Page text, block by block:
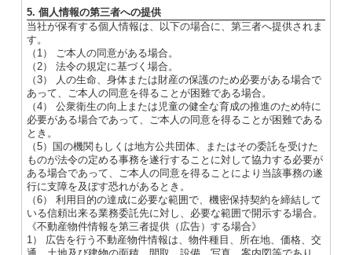
5. 個人情報の第三者への提供
当社が保有する個人情報は、以下の場合に、第三者へ提供されま
す。
（1） ご本人の同意がある場合。
（2） 法令の規定に基づく場合。
（3） 人の生命、身体または財産の保護のため必要がある場合で
あって、ご本人の同意を得ることが困難である場合。
（4） 公衆衛生の向上または児童の健全な育成の推進のため特に
必要がある場合であって、ご本人の同意を得ることが困難である
とき。
（5）国の機関もしくは地方公共団体、またはその委託を受けた
ものが法令の定める事務を遂行することに対して協力する必要が
ある場合であって、ご本人の同意を得ることにより当該事務の遂
行に支障を及ぼす恐れがあるとき。
（6） 利用目的の達成に必要な範囲で、機密保持契約を締結して
いる信頼出来る業務委託先に対し、必要な範囲で開示する場合。
《不動産物件情報を第三者提供（広告）する場合》
1） 広告を行う不動産物件情報は、物件種目、所在地、価格、交